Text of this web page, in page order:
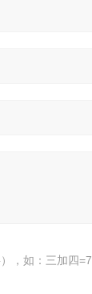
，如：三加四=7